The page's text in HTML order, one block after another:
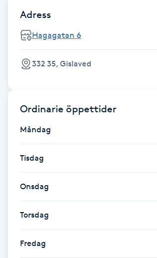
Laserbehandling
Lashlift Keratin
LED-ljusterapi
LPG
LPG-behandling
LPG-massage
Luggklippning
Adress
Hagagatan 6
332 35, Gislaved
Ordinarie öppettider
Måndag
Tisdag
Onsdag
Torsdag
Fredag